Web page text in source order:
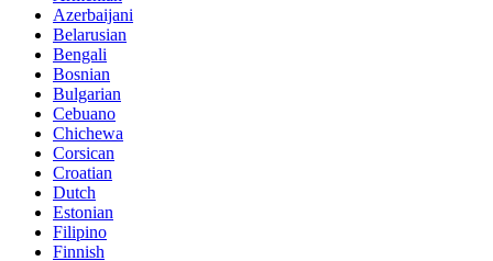
Azerbaijani
Belarusian
Bengali
Bosnian
Bulgarian
Cebuano
Chichewa
Corsican
Croatian
Dutch
Estonian
Filipino
Finnish